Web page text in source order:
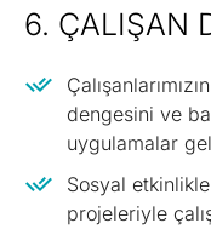
6. ÇALIŞAN
dengesini ve
uygulamalar
Sosyal
projeleriyle